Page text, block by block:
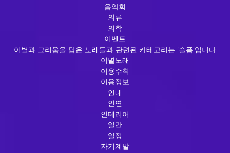
음악회
의류
의학
이벤트
이별과 그리움을 담은 노래들과 관련된 카테고리는 '슬픔'입니다
이별노래
이용수칙
이용정보
인내
인연
인테리어
일간
일정
자기계발